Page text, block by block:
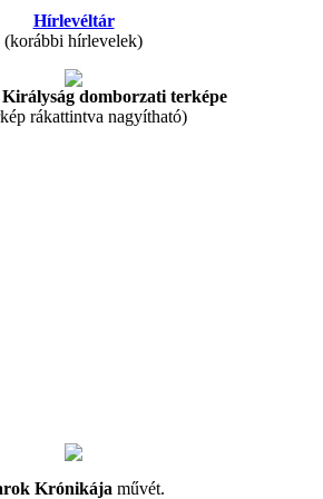
Hírlevéltár
(korábbi hírlevelek)
domborzati terképe
rákattintva nagyítható)
Krónikája művét.